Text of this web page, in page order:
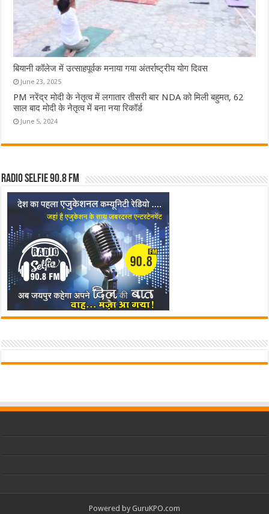
बियानी कॉलेज में उत्साहपूर्वक मनाया गया अंतर्राष्ट्रीय योग दिवस
June 23, 2025
PM नरेंद्र मोदी के नेतृत्व में लगातार तीसरी बार NDA को मिली बहुमत, 62
साल बाद मोदी के नेतृत्व में बना नया रिकॉर्ड
June 5, 2024
Radio Selfie 90.8 FM
Powered by GuruKPO.com